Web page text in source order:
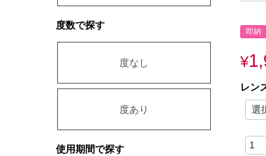
度数で探す
度なし
度あり
使用期間で探す
即納
¥
レン